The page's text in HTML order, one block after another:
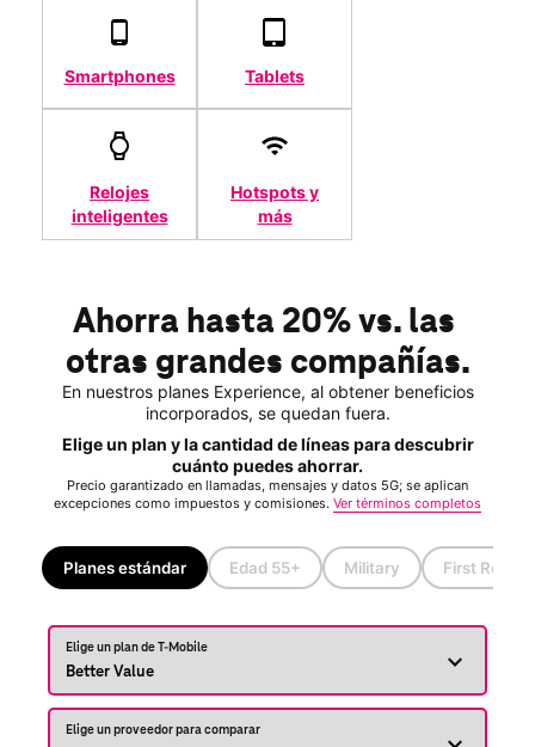
Smartphones Tablets
Relojes
inteligentes
Hotspots y
más